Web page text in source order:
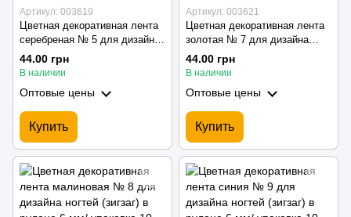
Артикул: 003619
Цветная декоративная лента
серебреная № 5 для дизайна
ногтей (зигзаг) в рулоне 6 мм/
упаковка 10 шт
44.00 грн
В наличии
Оптовые цены
Купить
Артикул: 003621
Цветная декоративная лента
золотая № 7 для дизайна
ногтей (зигзаг) в рулоне 6 мм/
упаковка 10 шт
44.00 грн
В наличии
Оптовые цены
Купить